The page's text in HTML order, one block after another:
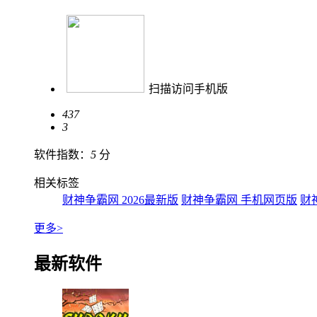
扫描访问手机版
437
3
软件指数： 5 分
相关标签
财神争霸网 2026最新版 财神争霸网 手机网页版 财
更多>
最新软件